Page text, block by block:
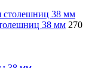
38 мм 270